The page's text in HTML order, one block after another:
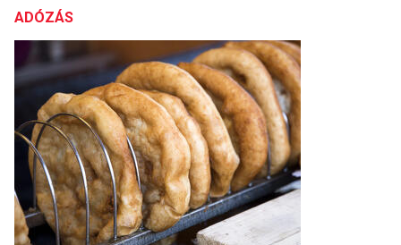
ADÓZÁS